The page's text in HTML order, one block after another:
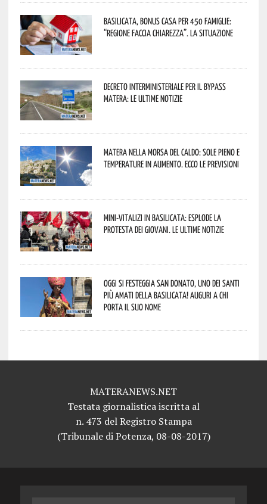
Basilicata, Bonus casa per 450 famiglie:
“Regione faccia chiarezza”. La situazione
Decreto interministeriale per il Bypass
Matera: le ultime notizie
Matera nella morsa del caldo: sole pieno e
temperature in aumento. Ecco le previsioni
Mini-vitalizi in Basilicata: esplode la
protesta dei giovani. Le ultime notizie
Oggi si festeggia San Donato, uno dei Santi
più amati della Basilicata! Auguri a chi
porta il suo nome
MATERANEWS.NET
Testata giornalistica iscritta al
n. 473 del Registro Stampa
(Tribunale di Potenza, 08-08-2017)